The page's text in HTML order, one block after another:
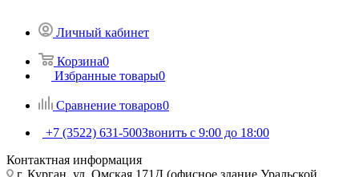
Личный кабинет
Корзина0
Избранные товары0
Сравнение товаров0
+7 (3522) 631-500Звонить с 9:00 до 18:00
Контактная информация
г. Курган, ул. Омская 171Д (офисное здание Уральской